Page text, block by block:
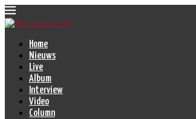
Home
Nieuws
Live
Album
Interview
Video
Column